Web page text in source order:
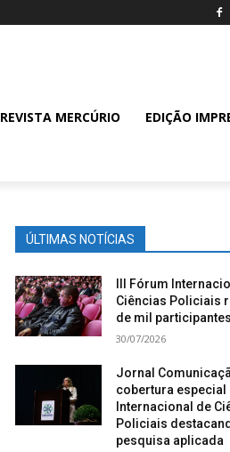
REVISTA MERCÚRIO EDIÇÃO
ÚLTIMAS NOTÍCIAS
III Fórum
Ciências Policiais
de mil
30/07/2026
Jornal
cobertura especial
Internacional de
Policiais
pesquisa aplicada